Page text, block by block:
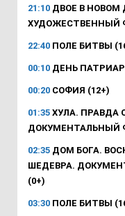
21:10 ДВОЕ В НОВОМ
ХУДОЖЕСТВЕННЫЙ
22:40 ПОЛЕ БИТВЫ
00:10 ДЕНЬ
00:20 СОФИЯ (12+)
01:35 ХУЛА. ПРАВДА
ДОКУМЕНТАЛЬНЫЙ
02:35 ДОМ БОГА.
ШЕДЕВРА.
(0+)
03:30 ПОЛЕ БИТВЫ